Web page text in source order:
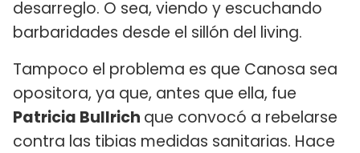
desarreglo. O sea, viendo y escuchando
barbaridades desde el sillón del living.
Tampoco el problema es que Canosa sea
opositora, ya que, antes que ella, fue
Patricia Bullrich que convocó a rebelarse
contra las tibias medidas sanitarias. Hace